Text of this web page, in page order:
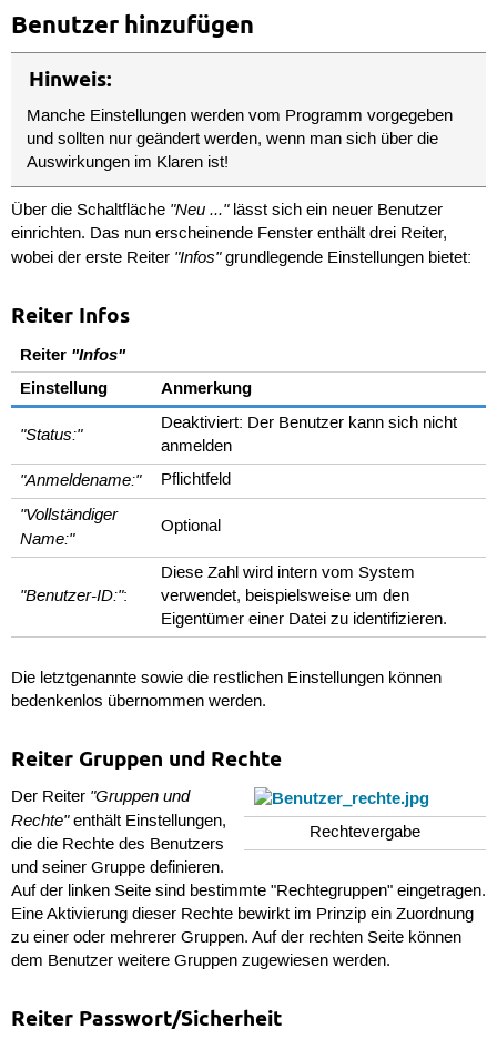
Benutzer hinzufügen
Hinweis:
Manche Einstellungen werden vom Programm vorgegeben
und sollten nur geändert werden, wenn man sich über die
Auswirkungen im Klaren ist!
Über die Schaltfläche "Neu ..."lässt sich ein neuer Benutzer
einrichten. Das nun erscheinende Fenster enthält drei Reiter,
wobei der erste Reiter "Infos"grundlegende Einstellungen bietet:
Reiter Infos
Reiter "Infos"
Einstellung
Anmerkung
"Status:"
Deaktiviert: Der Benutzer kann sich nicht
anmelden
"Anmeldename:" Pflichtfeld
"Vollständiger
Name:"
Optional
"Benutzer-ID:":
Diese Zahl wird intern vom System
verwendet, beispielsweise um den
Eigentümer einer Datei zu identifizieren.
Die letztgenannte sowie die restlichen Einstellungen können
bedenkenlos übernommen werden.
Reiter Gruppen und Rechte
Rechtevergabe
Der Reiter "Gruppen und
Rechte"enthält Einstellungen,
die die Rechte des Benutzers
und seiner Gruppe definieren.
Auf der linken Seite sind bestimmte "Rechtegruppen" eingetragen.
Eine Aktivierung dieser Rechte bewirkt im Prinzip ein Zuordnung
zu einer oder mehrerer Gruppen. Auf der rechten Seite können
dem Benutzer weitere Gruppen zugewiesen werden.
Reiter Passwort/Sicherheit